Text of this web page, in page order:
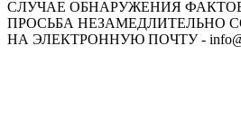
СЛУЧАЕ ОБНАРУЖЕНИЯ
ПРОСЬБА НЕЗАМЕДЛИТЕЛЬНО
НА ЭЛЕКТРОННУЮ ПОЧТУ -